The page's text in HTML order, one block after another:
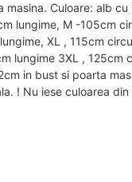
Culoare: alb
lungime, M -105cm
XL , 115cm
lungime 3XL , 125cm
in bust si poarta
! Nu iese culoarea